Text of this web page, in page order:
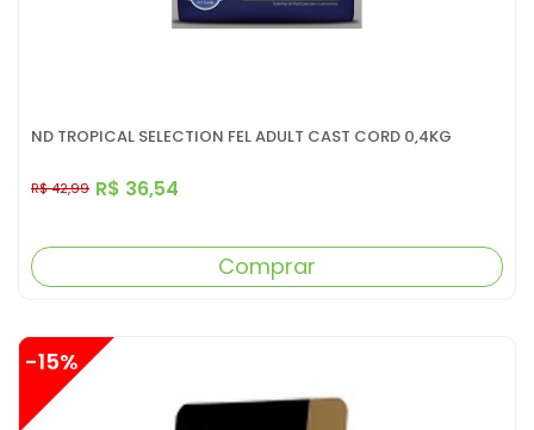
ND TROPICAL SELECTION FEL ADULT CAST CORD 0,4KG
R$ 36,54
R$ 42,99
Comprar
-15%